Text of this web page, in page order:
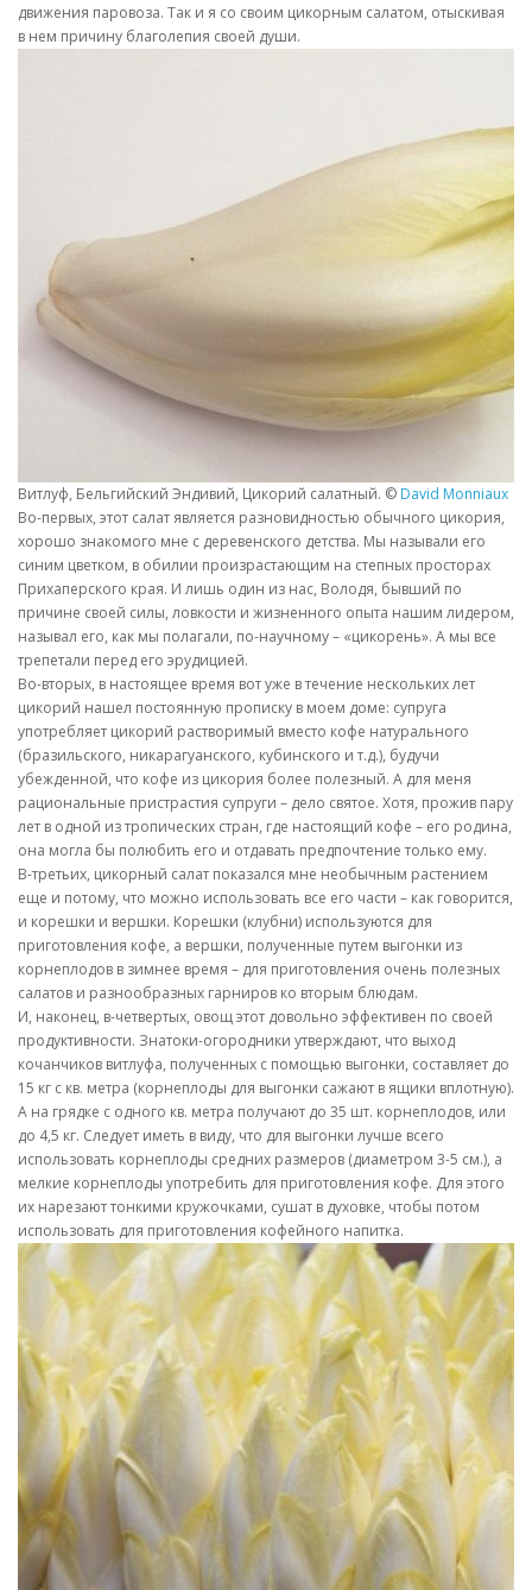
движения паровоза. Так и я со своим цикорным салатом, отыскивая
в нем причину благолепия своей души.
Витлуф, Бельгийский Эндивий, Цикорий салатный. © David Monniaux
Во-первых, этот салат является разновидностью обычного цикория,
хорошо знакомого мне с деревенского детства. Мы называли его
синим цветком, в обилии произрастающим на степных просторах
Прихаперского края. И лишь один из нас, Володя, бывший по
причине своей силы, ловкости и жизненного опыта нашим лидером,
называл его, как мы полагали, по-научному – «цикорень». А мы все
трепетали перед его эрудицией.
Во-вторых, в настоящее время вот уже в течение нескольких лет
цикорий нашел постоянную прописку в моем доме: супруга
употребляет цикорий растворимый вместо кофе натурального
(бразильского, никарагуанского, кубинского и т.д.), будучи
убежденной, что кофе из цикория более полезный. А для меня
рациональные пристрастия супруги – дело святое. Хотя, прожив пару
лет в одной из тропических стран, где настоящий кофе – его родина,
она могла бы полюбить его и отдавать предпочтение только ему.
В-третьих, цикорный салат показался мне необычным растением
еще и потому, что можно использовать все его части – как говорится,
и корешки и вершки. Корешки (клубни) используются для
приготовления кофе, а вершки, полученные путем выгонки из
корнеплодов в зимнее время – для приготовления очень полезных
салатов и разнообразных гарниров ко вторым блюдам.
И, наконец, в-четвертых, овощ этот довольно эффективен по своей
продуктивности. Знатоки-огородники утверждают, что выход
кочанчиков витлуфа, полученных с помощью выгонки, составляет до
15 кг с кв. метра (корнеплоды для выгонки сажают в ящики вплотную).
А на грядке с одного кв. метра получают до 35 шт. корнеплодов, или
до 4,5 кг. Следует иметь в виду, что для выгонки лучше всего
использовать корнеплоды средних размеров (диаметром 3-5 см.), а
мелкие корнеплоды употребить для приготовления кофе. Для этого
их нарезают тонкими кружочками, сушат в духовке, чтобы потом
использовать для приготовления кофейного напитка.